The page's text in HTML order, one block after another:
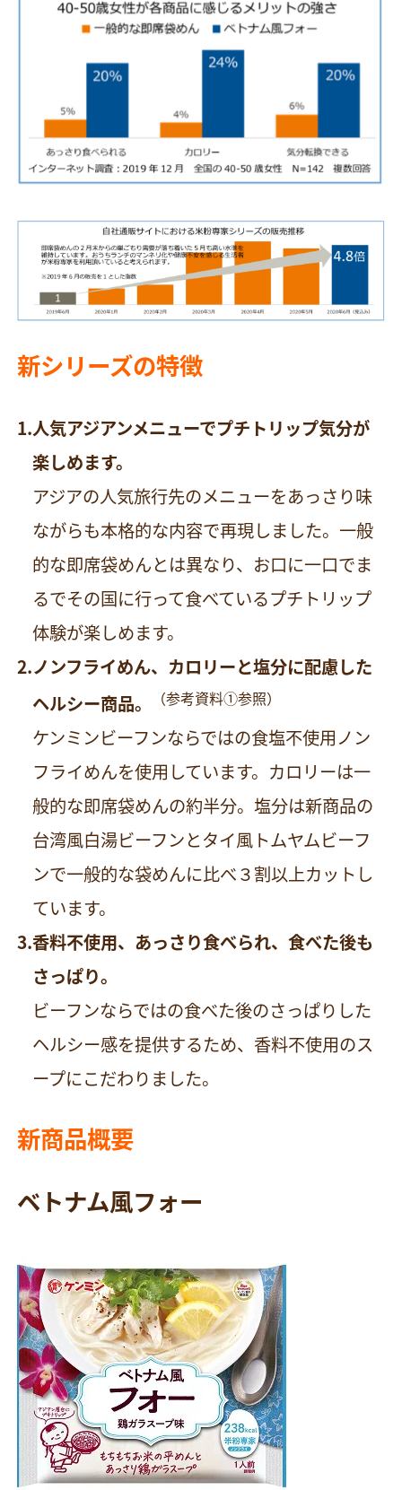
新シリーズの特徴
人気アジアンメニューでプチトリップ気分が
楽しめます。
アジアの人気旅行先のメニューをあっさり味
ながらも本格的な内容で再現しました。一般
的な即席袋めんとは異なり、お口に一口でま
るでその国に行って食べているプチトリップ
体験が楽しめます。
ノンフライめん、カロリーと塩分に配慮した
ヘルシー商品。
（参考資料①参照）
ケンミンビーフンならではの食塩不使用ノン
フライめんを使用しています。カロリーは一
般的な即席袋めんの約半分。塩分は新商品の
台湾風白湯ビーフンとタイ風トムヤムビーフ
ンで一般的な袋めんに比べ３割以上カットし
ています。
香料不使用、あっさり食べられ、食べた後も
さっぱり。
ビーフンならではの食べた後のさっぱりした
ヘルシー感を提供するため、香料不使用のス
ープにこだわりました。
新商品概要
ベトナム風フォー